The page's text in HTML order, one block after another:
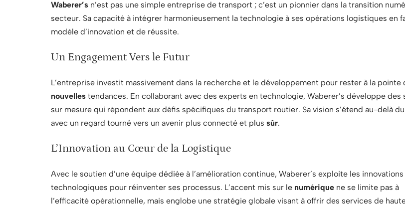
Waberer’s n’est pas une simple entreprise de transport ; c’est un pionnier dans la transition
secteur. Sa capacité à intégrer harmonieusement la technologie à ses opérations logistiques en
modèle d’innovation et de réussite.
Un Engagement Vers le Futur
L’entreprise investit massivement dans la recherche et le développement pour rester à la pointe
nouvelles tendances. En collaborant avec des experts en technologie, Waberer’s développe des
sur mesure qui répondent aux défis spécifiques du transport routier. Sa vision s’étend au-delà
avec un regard tourné vers un avenir plus connecté et plus sûr.
L’Innovation au Cœur de la Logistique
Avec le soutien d’une équipe dédiée à l’amélioration continue, Waberer’s exploite les innovations
technologiques pour réinventer ses processus. L’accent mis sur le numérique ne se limite pas à
l’efficacité opérationnelle, mais englobe une stratégie globale visant à offrir des services de